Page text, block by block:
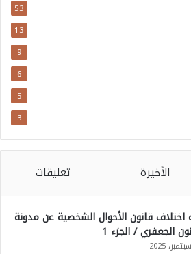
53
13
9
6
5
3
الأخيرة تعليقات
اختلاف قانون الأحوال الشخصية عن مدونة
الجعفري / الجزء 1